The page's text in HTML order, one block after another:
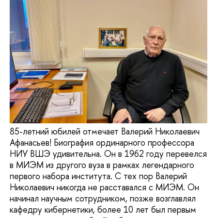
85-летний юбилей отмечает Валерий Николаевич
Афанасьев! Биография ординарного профессора
НИУ ВШЭ удивительна. Он в 1962 году перевелся
в МИЭМ из другого вуза в рамках легендарного
первого набора института. С тех пор Валерий
Николаевич никогда не расставался с МИЭМ. Он
начинал научным сотрудником, позже возглавлял
кафедру кибернетики, более 10 лет был первым